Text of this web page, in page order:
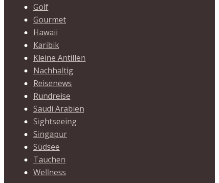
Golf
Gourmet
Hawaii
Karibik
Kleine Antillen
Nachhaltig
Reisenews
Rundreise
Saudi Arabien
Sightseeing
Singapur
Südsee
Tauchen
Wellness